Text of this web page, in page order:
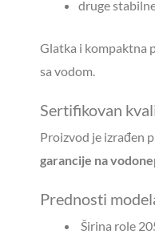
druge
Glatka i kompaktna
sa vodom.
Sertifikovan
Proizvod je izrađen
garancije na
Prednosti
Širina role